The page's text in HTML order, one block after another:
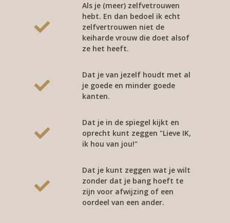
Als je (meer) zelfvetrouwen
hebt. En dan bedoel ik echt
zelfvertrouwen niet de
keiharde vrouw die doet alsof
ze het heeft.
Dat je van jezelf houdt met al
je goede en minder goede
kanten.
Dat je in de spiegel kijkt en
oprecht kunt zeggen "Lieve IK,
ik hou van jou!"
Dat je kunt zeggen wat je wilt
zonder dat je bang hoeft te
zijn voor afwijzing of een
oordeel van een ander.